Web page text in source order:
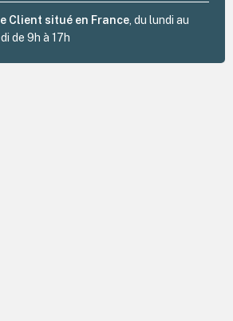
Client situé en France, du lundi au
de 9h à 17h